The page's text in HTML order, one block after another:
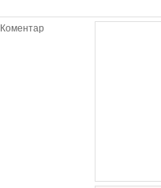
Коментар